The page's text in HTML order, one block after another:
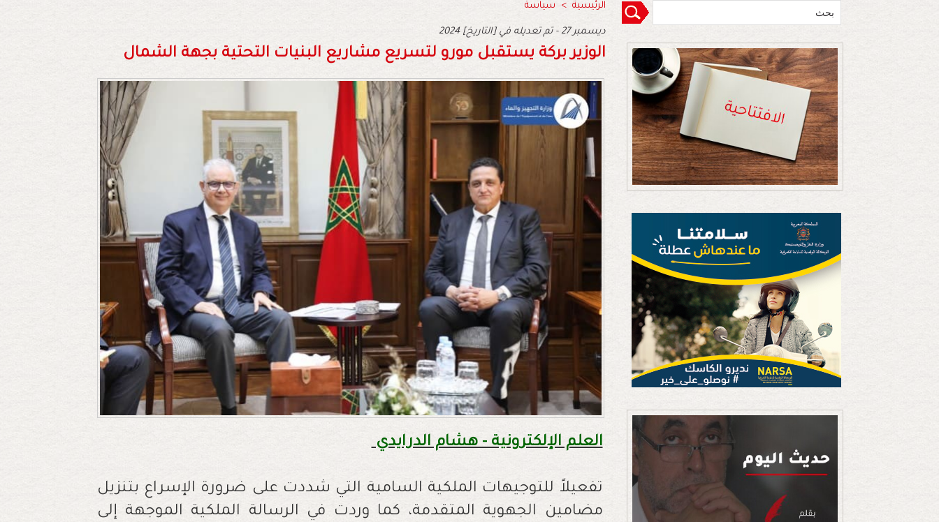
الرئيسية > سياسة
2024 ديسمبر 27 - تم تعديله في [التاريخ]
الوزير بركة يستقبل مورو لتسريع مشاريع البنيات التحتية بجهة الشمال
العلم الإلكترونية - هشام الدرايدي
تفعيلاً للتوجيهات الملكية السامية التي شددت على ضرورة الإسراع بتنزيل
مضامين الجهوية المتقدمة، كما وردت في الرسالة الملكية الموجهة إلى